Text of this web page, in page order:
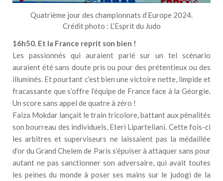
Quatrième jour des championnats d’Europe 2024.
Crédit photo : L’Esprit du Judo
16h50. Et la France reprit son bien !
Les passionnés qui auraient parié sur un tel scénario
auraient été sans doute pris ou pour des prétentieux ou des
illuminés. Et pourtant c’est bien une victoire nette, limpide et
fracassante que s’offre l’équipe de France face à la Géorgie.
Un score sans appel de quatre à zéro !
Faiza Mokdar lançait le train tricolore, battant aux pénalités
son bourreau des individuels, Eteri Liparteliani. Cette fois-ci
les arbitres et superviseurs ne laissaient pas la médaillée
d’or du Grand Chelem de Paris s’épuiser à attaquer sans pour
autant ne pas sanctionner son adversaire, qui avait toutes
les peines du monde à poser ses mains sur le judogi de la